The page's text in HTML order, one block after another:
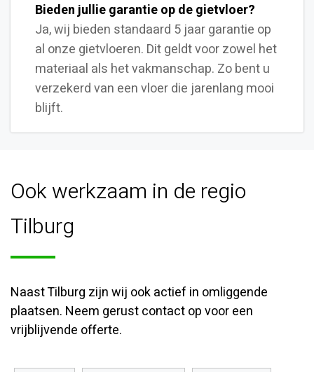
Bieden jullie garantie op de gietvloer?
Ja, wij bieden standaard 5 jaar garantie op
al onze gietvloeren. Dit geldt voor zowel het
materiaal als het vakmanschap. Zo bent u
verzekerd van een vloer die jarenlang mooi
blijft.
Ook werkzaam in de regio
Tilburg
Naast Tilburg zijn wij ook actief in omliggende
plaatsen. Neem gerust contact op voor een
vrijblijvende offerte.